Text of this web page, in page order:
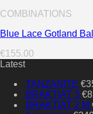
COMBINATIONS
Blue Lace Gotland
€155.00
Latest
TANZANITE €
BRAKTIAT 3 €
BRAKTIAT 2 M